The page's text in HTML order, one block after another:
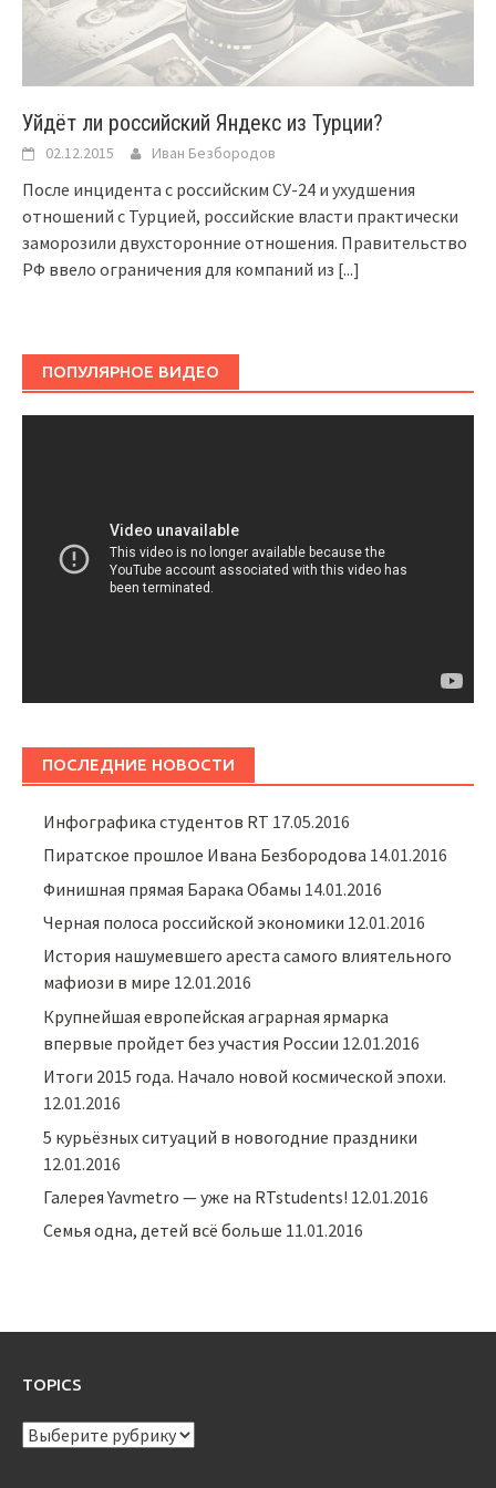
Уйдёт ли российский Яндекс из Турции?
02.12.2015 Иван Безбородов
После инцидента с российским СУ-24 и ухудшения
отношений с Турцией, российские власти практически
заморозили двухсторонние отношения. Правительство
РФ ввело ограничения для компаний из [...]
ПОПУЛЯРНОЕ ВИДЕО
ПОСЛЕДНИЕ НОВОСТИ
Инфографика студентов RT 17.05.2016
Пиратское прошлое Ивана Безбородова 14.01.2016
Финишная прямая Барака Обамы 14.01.2016
Черная полоса российской экономики 12.01.2016
История нашумевшего ареста самого влиятельного
мафиози в мире 12.01.2016
Крупнейшая европейская аграрная ярмарка
впервые пройдет без участия России 12.01.2016
Итоги 2015 года. Начало новой космической эпохи.
12.01.2016
5 курьёзных ситуаций в новогодние праздники
12.01.2016
Галерея Yavmetro — уже на RTstudents! 12.01.2016
Семья одна, детей всё больше 11.01.2016
TOPICS
TOPICS